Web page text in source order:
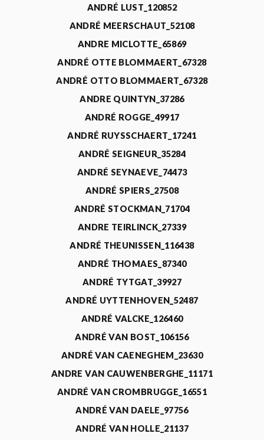
ANDRÉ LUST_120852
ANDRÉ MEERSCHAUT_52108
ANDRE MICLOTTE_65869
ANDRÉ OTTE BLOMMAERT_67328
ANDRÉ OTTO BLOMMAERT_67328
ANDRE QUINTYN_37286
ANDRÉ ROGGE_49917
ANDRÉ RUYSSCHAERT_17241
ANDRÉ SEIGNEUR_35284
ANDRÉ SEYNAEVE_74473
ANDRÉ SPIERS_27508
ANDRÉ STOCKMAN_71704
ANDRE TEIRLINCK_27339
ANDRÉ THEUNISSEN_116438
ANDRÉ THOMAES_87340
ANDRÉ TYTGAT_39927
ANDRÉ UYTTENHOVEN_52487
ANDRÉ VALCKE_126460
ANDRÉ VAN BOST_106156
ANDRÉ VAN CAENEGHEM_23630
ANDRE VAN CAUWENBERGHE_11171
ANDRÉ VAN CROMBRUGGE_16551
ANDRÉ VAN DAELE_97756
ANDRÉ VAN HOLLE_21137